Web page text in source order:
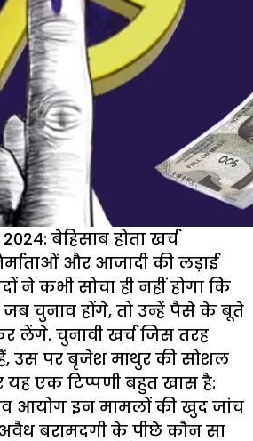
बेहिसाब होता खर्च
और आजादी की लड़ाई
ने कभी सोचा ही नहीं होगा कि
चुनाव होंगे, तो उन्हें पैसे के बूते
लेंगे. चुनावी खर्च जिस तरह
उस पर बृजेश माथुर की सोशल
यह एक टिप्पणी बहुत खास है:
आयोग इन मामलों की खुद जांच
बरामदगी के पीछे कौन सा